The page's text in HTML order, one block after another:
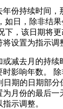
年份持续时间，
如日，除非结
下，该日期将
设置为指示调
或减去月的持续
时影响年数。
日期的日期部
月份的最后一
示调整。